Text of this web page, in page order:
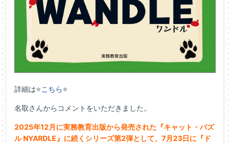
詳細は⭐こちら⭐
名取さんからコメントをいただきました。
2025年12月に実務教育出版から発売された『キャット・パズ
ル NYARDLE』に続くシリーズ第2弾として、7月23日に『ド